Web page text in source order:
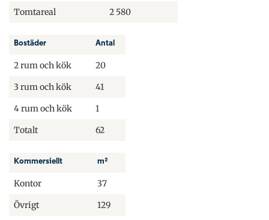
Tomtareal
2 580
Bostäder Antal
2 rum och kök
20
3 rum och kök
41
4 rum och kök
1
Totalt
62
Kommersiellt m²
Kontor
37
Övrigt
129